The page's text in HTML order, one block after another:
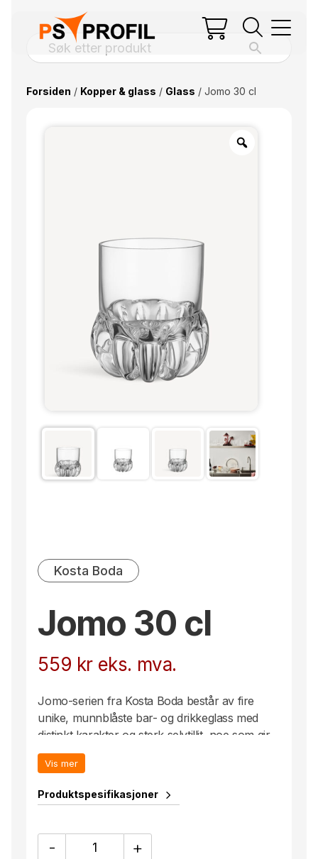
Forsiden / Kopper & glass / Glass / Jomo 30 cl
Kosta Boda
Jomo 30 cl
559 kr eks. mva.
Jomo-serien fra Kosta Boda består av fire
unike, munnblåste bar- og drikkeglass med
distinkt karakter og sterk selvtillit, noe som gir
hvert glass et særegent uttrykk. Design av
Nina Christensen. Glasset rommer 30 cl og
Vis mer
Produktspesifikasjoner
- +